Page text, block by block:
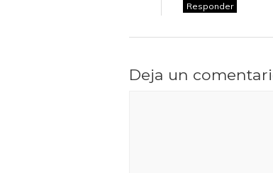
Responder
Deja un